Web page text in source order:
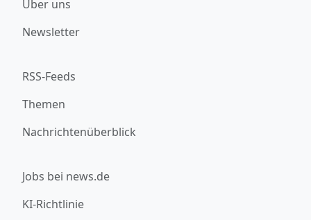
Über uns
Newsletter
RSS-Feeds
Themen
Nachrichtenüberblick
Jobs bei news.de
KI-Richtlinie